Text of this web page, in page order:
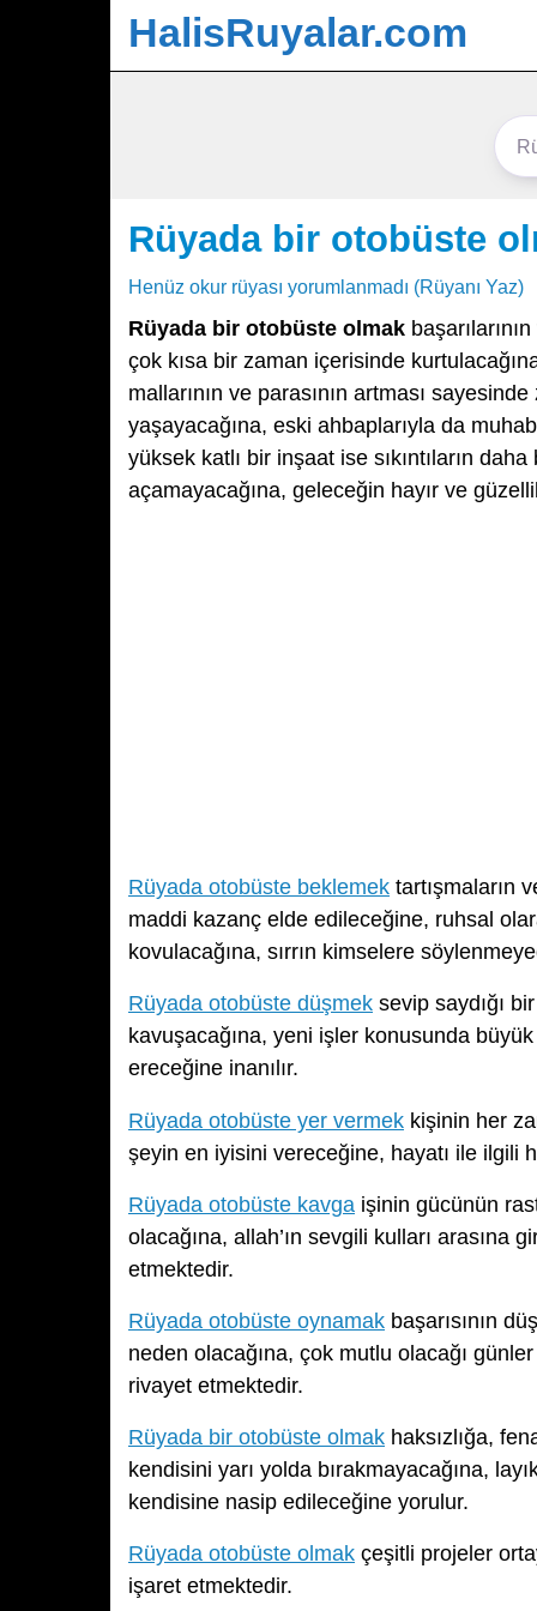
HalisRuyalar.com
Rüyada bir otobüste
Henüz okur rüyası yorumlanmadı (Rüyanı Yaz)
Rüyada bir otobüste olmak
çok kısa bir zaman içerisinde
mallarının ve parasının artması
yaşayacağına, eski ahbaplarıyla da
yüksek katlı bir inşaat ise sıkıntıların
açamayacağına, geleceğin hayır ve
Rüyada otobüste beklemek tartışmaların
maddi kazanç elde edileceğine, ruhsal
kovulacağına, sırrın kimselere
Rüyada otobüste düşmek sevip saydığı
kavuşacağına, yeni işler konusunda büyük
ereceğine inanılır.
Rüyada otobüste yer vermek kişinin her
şeyin en iyisini vereceğine, hayatı ile ilgili
Rüyada otobüste kavga işinin gücünün
olacağına, allah’ın sevgili kulları
etmektedir.
Rüyada otobüste oynamak başarısının
neden olacağına, çok mutlu olacağı
rivayet etmektedir.
Rüyada bir otobüste olmak haksızlığa,
kendisini yarı yolda bırakmayacağına,
kendisine nasip edileceğine yorulur.
Rüyada otobüste olmak çeşitli projeler
işaret etmektedir.